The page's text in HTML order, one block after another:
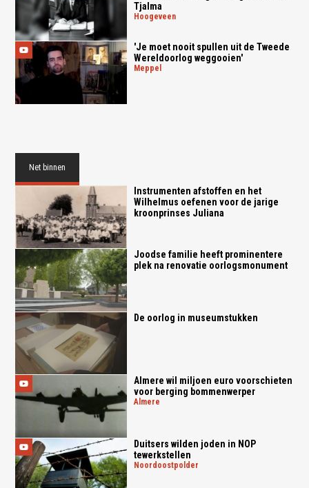
Tjalma
hoogeveen
'Je moet nooit spullen uit de Tweede
Wereldoorlog weggooien'
meppel
Net binnen
Instrumenten afstoffen en het
Wilhelmus oefenen voor de jarige
kroonprinses Juliana
Joodse familie heeft prominentere
plek na renovatie oorlogsmonument
De oorlog in museumstukken
Almere wil miljoen euro voorschieten
voor berging bommenwerper
almere
Duitsers wilden joden in NOP
tewerkstellen
noordoostpolder